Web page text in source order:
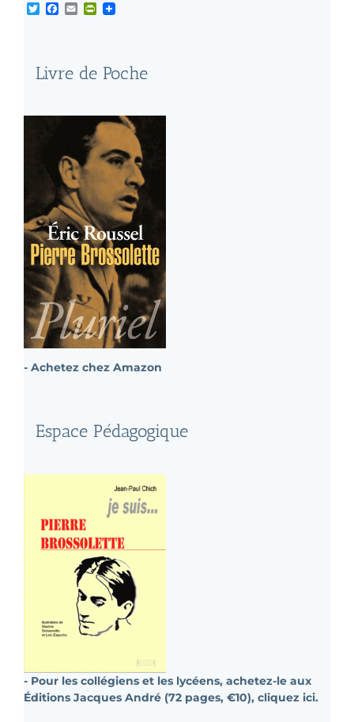
TwitterFacebook
EmailPrintFriendly
Livre de Poche
- Achetez chez Amazon
Espace Pédagogique
- Pour les collégiens et les lycéens, achetez-le aux
Éditions Jacques André (72 pages, €10), cliquez ici.